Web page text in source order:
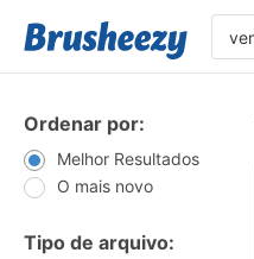
Ordenar por:
Melhor Resultados
O mais novo
Tipo de arquivo: